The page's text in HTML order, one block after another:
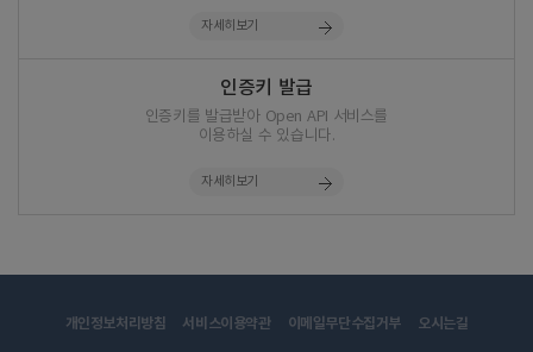
자세히보기
인증키 발급
인증키를 발급받아 Open API 서비스를
이용하실 수 있습니다.
자세히보기
개인정보처리방침 서비스이용약관 이메일무단수집거부 오시는길